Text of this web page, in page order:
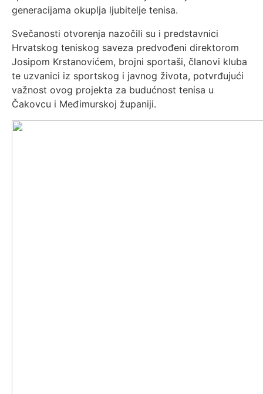
generacijama okuplja ljubitelje tenisa.
Svečanosti otvorenja nazočili su i predstavnici
Hrvatskog teniskog saveza predvođeni direktorom
Josipom Krstanovićem, brojni sportaši, članovi kluba
te uzvanici iz sportskog i javnog života, potvrđujući
važnost ovog projekta za budućnost tenisa u
Čakovcu i Međimurskoj županiji.